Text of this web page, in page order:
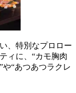
、特別なプロロー
ィに、“カモ胸肉
“あつあつラクレ